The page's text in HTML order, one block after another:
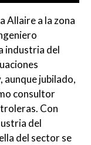
Allaire a la zona
industria del
aunque jubilado,
consultor
Con
del
del sector se